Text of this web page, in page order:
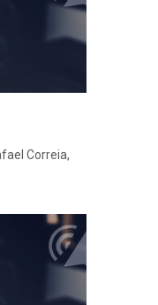
Correia,